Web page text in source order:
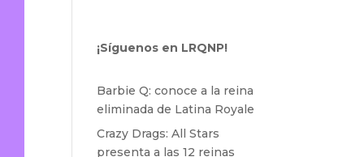
¡Síguenos en LRQNP!
Barbie Q: conoce a la reina
eliminada de Latina Royale
Crazy Drags: All Stars
presenta a las 12 reinas